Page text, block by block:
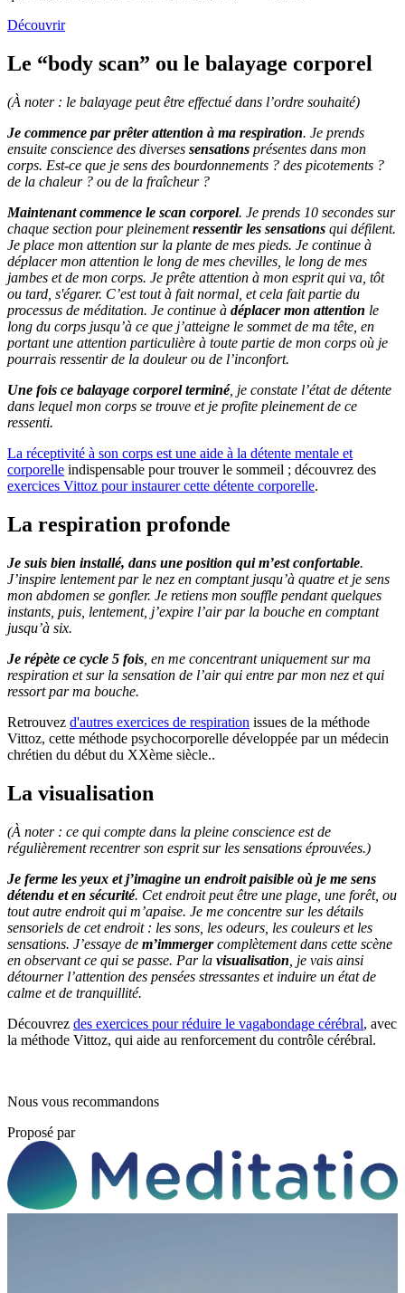
Découvrir
Le “body scan” ou le balayage corporel
(À noter : le balayage peut être effectué dans l’ordre souhaité)
Je commence par prêter attention à ma respiration. Je prends
ensuite conscience des diverses sensations présentes dans mon
corps. Est-ce que je sens des bourdonnements ? des picotements ?
de la chaleur ? ou de la fraîcheur ?
Maintenant commence le scan corporel. Je prends 10 secondes sur
chaque section pour pleinementressentir les sensations qui défilent.
Je place mon attention sur la plante de mes pieds. Je continue à
déplacer mon attention le long de mes chevilles, le long de mes
jambes et de mon corps. Je prête attention à mon esprit qui va, tôt
ou tard, s'égarer. C’est tout à fait normal, et cela fait partie du
processus de méditation. Je continue à déplacer mon attention le
long du corps jusqu’à ce que j’atteigne le sommet de ma tête, en
portant une attention particulière à toute partie de mon corps où je
pourrais ressentir de la douleur ou de l’inconfort.
Une fois ce balayage corporel terminé, je constate l’état de détente
dans lequel mon corps se trouve et je profite pleinement de ce
ressenti.
La réceptivité à son corps est une aide à la détente mentale et
corporelle indispensable pour trouver le sommeil ; découvrez des
exercices Vittoz pour instaurer cette détente corporelle.
La respiration profonde
Je suis bien installé, dans une position qui m’est confortable.
J’inspire lentement par le nez en comptant jusqu’à quatre et je sens
mon abdomen se gonfler. Je retiens mon souffle pendant quelques
instants, puis, lentement, j’expire l’air par la bouche en comptant
jusqu’à six.
Je répète ce cycle 5 fois , en me concentrant uniquement sur ma
respiration et sur la sensation de l’air qui entre par mon nez et qui
ressort par ma bouche.
Retrouvez d'autres exercices de respiration issues de la méthode
Vittoz, cette méthode psychocorporelle développée par un médecin
chrétien du début du XXème siècle..
La visualisation
(À noter : ce qui compte dans la pleine conscience est de
régulièrement recentrer son esprit sur les sensations éprouvées.)
Je ferme les yeux et j’imagine un endroit paisible où je me sens
détendu et en sécurité. Cet endroit peut être une plage, une forêt, ou
tout autre endroit qui m’apaise. Je me concentre sur les détails
sensoriels de cet endroit : les sons, les odeurs, les couleurs et les
sensations. J’essaye de m’immergercomplètement dans cette scène
en observant ce qui se passe. Par la visualisation , je vais ainsi
détourner l’attention des pensées stressantes et induire un état de
calme et de tranquillité.
Découvrez des exercices pour réduire le vagabondage cérébral, avec
la méthode Vittoz, qui aide au renforcement du contrôle cérébral.
Nous vous recommandons
Proposé par